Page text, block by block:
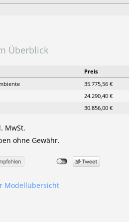
Überblick
Preis
35.775,56 €
24.290,40 €
30.856,00 €
MwSt.
ohne Gewähr.
Modellübersicht